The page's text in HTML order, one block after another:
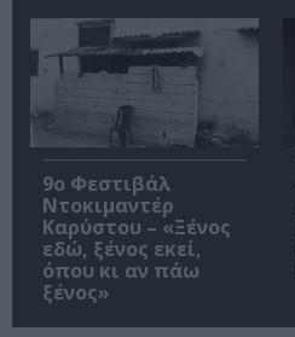
9ο Φεστιβάλ
Ντοκιμαντέρ
Καρύστου – «Ξένος
εδώ, ξένος εκεί,
όπου κι αν πάω
ξένος»